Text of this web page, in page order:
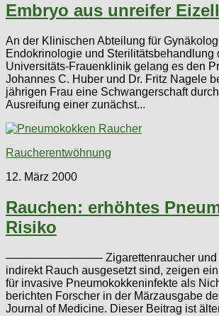
Embryo aus unreifer
An der Klinischen Abteilung für
Endokrinologie und Sterilitätsbehandlung
Universitäts-Frauenklinik gelang es den
Johannes C. Huber und Dr. Fritz Nagele
jährigen Frau eine Schwangerschaft
Ausreifung einer zunächst...
Raucherentwöhnung
12. März 2000
Rauchen: erhöhtes
Risiko
————————– Zigarettenraucher und
indirekt Rauch ausgesetzt sind, zeigen
für invasive Pneumokokkeninfekte als
berichten Forscher in der Märzausgabe
Journal of Medicine. Dieser Beitrag ist